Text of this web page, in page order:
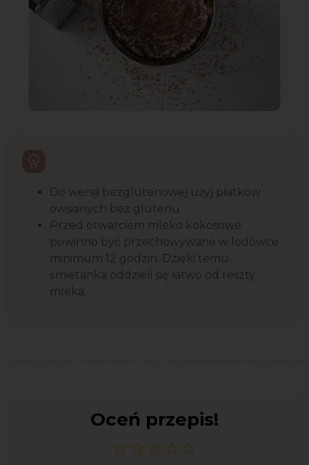
Do wersji bezglutenowej użyj płatków
owsianych bez glutenu.
Przed otwarciem mleko kokosowe
powinno być przechowywane w lodówce
minimum 12 godzin. Dzięki temu
śmietanka oddzieli się łatwo od reszty
mleka.
Oceń przepis!